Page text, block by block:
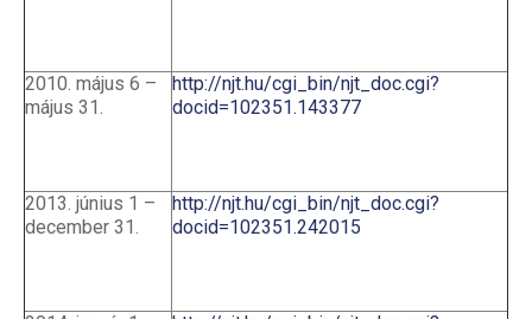
2010. május 6 –
május 31.
http://njt.hu/cgi_bin/njt_doc.cgi?
docid=102351.143377
2013. június 1 –
december 31.
http://njt.hu/cgi_bin/njt_doc.cgi?
docid=102351.242015